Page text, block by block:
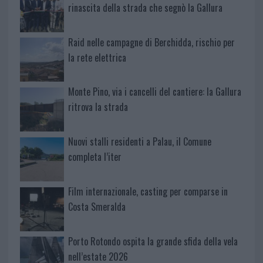
rinascita della strada che segnò la Gallura
Raid nelle campagne di Berchidda, rischio per
la rete elettrica
Monte Pino, via i cancelli del cantiere: la Gallura
ritrova la strada
Nuovi stalli residenti a Palau, il Comune
completa l’iter
Film internazionale, casting per comparse in
Costa Smeralda
Porto Rotondo ospita la grande sfida della vela
nell’estate 2026